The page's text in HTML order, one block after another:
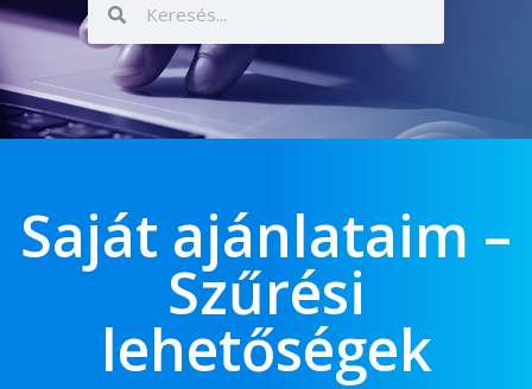
Saját ajánlataim –
Szűrési
lehetőségek